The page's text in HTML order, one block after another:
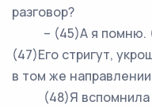
разговор?
– (45)А я помню.
(47)Его стригут,
в том же
(48)Я вспомнила